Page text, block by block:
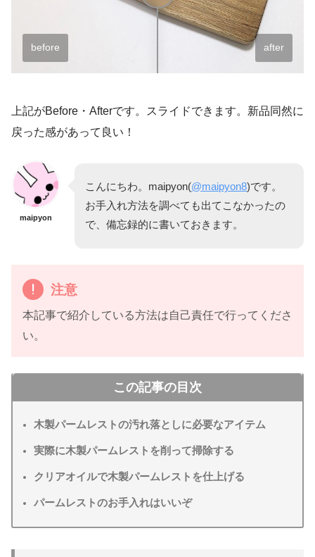
before after
上記がBefore・Afterです。スライドできます。新品同然に
戻った感があって良い！
maipyon
こんにちわ。maipyon(@maipyon8)です。
お手入れ方法を調べても出てこなかったの
で、備忘録的に書いておきます。
注意
本記事で紹介している方法は自己責任で行ってくださ
い。
この記事の目次
木製パームレストの汚れ落としに必要なアイテム
実際に木製パームレストを削って掃除する
クリアオイルで木製パームレストを仕上げる
パームレストのお手入れはいいぞ